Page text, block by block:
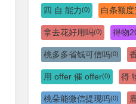
四 自 能力(0) 白条额
拿去花好用吗(0) 得物
桃多多省钱可信吗(0)
用 offer 催 offer(0) 得
桃朵能微信提现吗(0)